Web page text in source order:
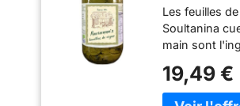
Feuilles |
Les feuilles
Soultanina
main sont
traditionnel
"Dolmadakia".
19,49 €